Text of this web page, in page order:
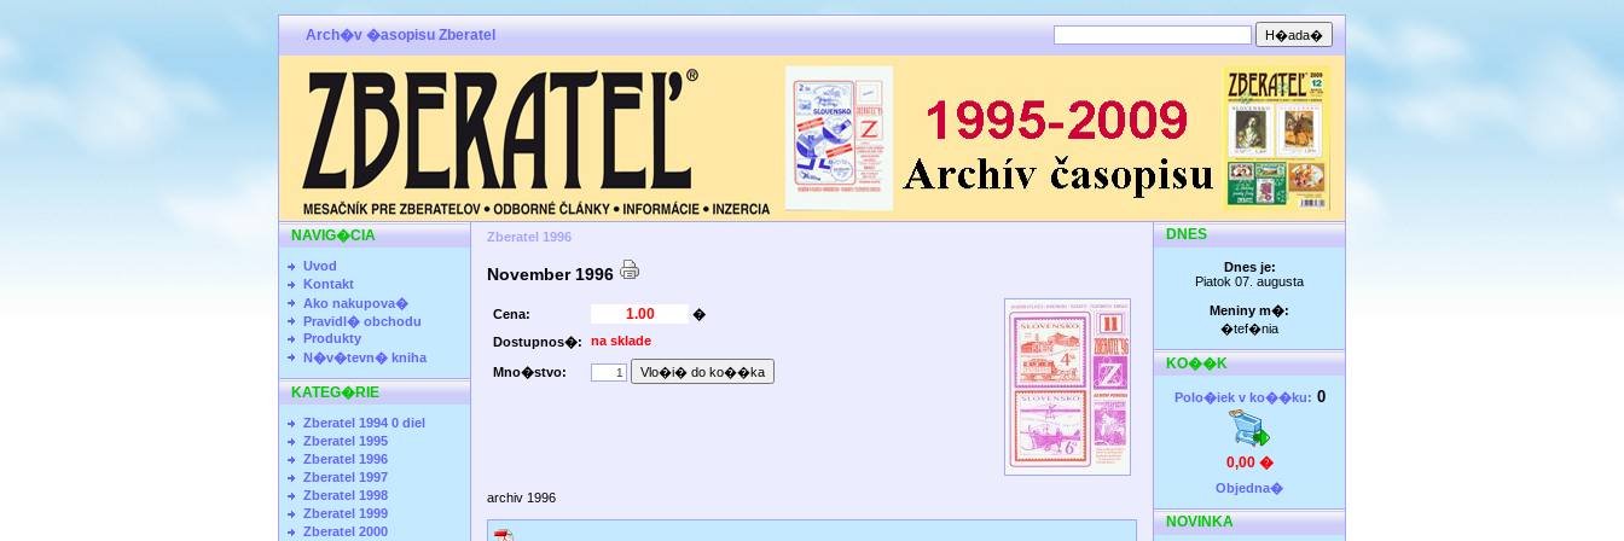
Arch�v �asopisu Zberatel
NAVIG�CIA
Uvod
Kontakt
Ako nakupova�
Pravidl� obchodu
Produkty
N�v�tevn� kniha
KATEG�RIE
Zberatel 1994 0 diel
Zberatel 1995
Zberatel 1996
Zberatel 1997
Zberatel 1998
Zberatel 1999
Zberatel 2000
Zberatel 1996
November 1996
Cena:
�
Dostupnos�:
na sklade
Mno�stvo:
archiv 1996
DNES
Dnes je:
Piatok 07. augusta
Meniny m�:
�tef�nia
KO��K
Polo�iek v ko��ku: 0
0,00 �
Objedna�
NOVINKA